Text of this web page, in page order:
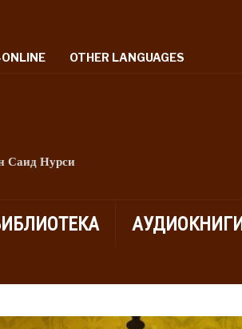
OTHER LANGUAGES
Саид Нурси
АУДИОКНИГИ